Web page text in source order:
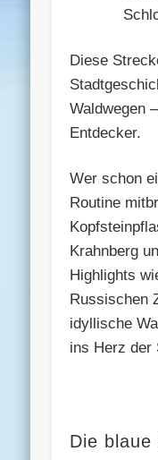
Diese
Waldwegen
Entdecker.
Wer schon
Routine
Krahnberg
Highlights
Russischen
idyllische
ins Herz der
Die blaue